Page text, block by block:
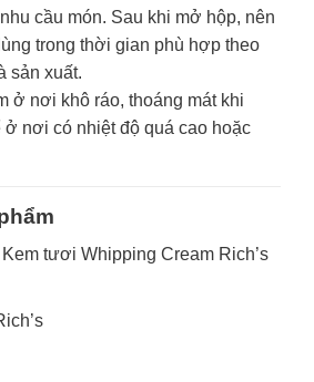
cầu món. Sau khi mở hộp, nên
trong thời gian phù hợp theo
sản xuất.
ở nơi khô ráo, thoáng mát khi
nơi có nhiệt độ quá cao hoặc
tươi Whipping Cream Rich’s